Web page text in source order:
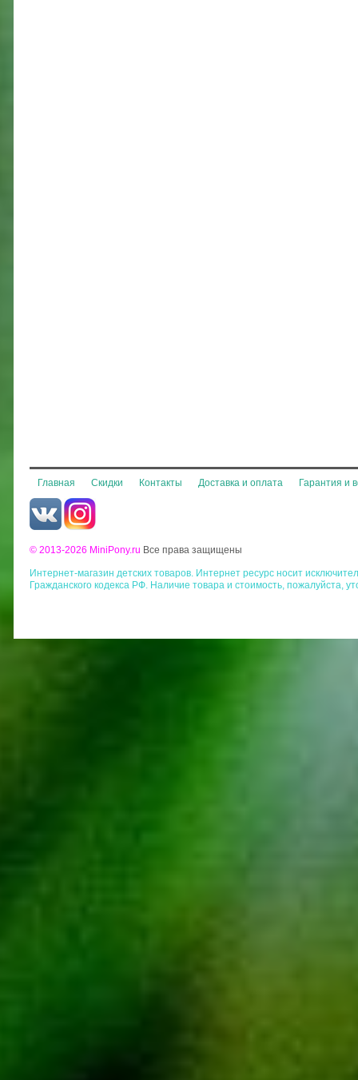
Главная Скидки Контакты Доставка и оплата Гарантия и
© 2013-2026 MiniPony.ru Все права защищены
Интернет-магазин детских товаров. Интернет ресурс носит
Гражданского кодекса РФ. Наличие товара и стоимость, пожалуйста,